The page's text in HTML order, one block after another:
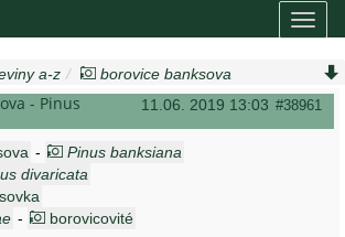
a-z
borovice banksova
11.06. 2019 13:03 #38961
- Pinus
-
Pinus banksiana
divaricata
- borovicovité